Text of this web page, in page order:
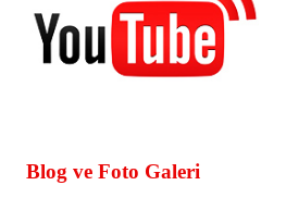
Blog ve Foto Galeri